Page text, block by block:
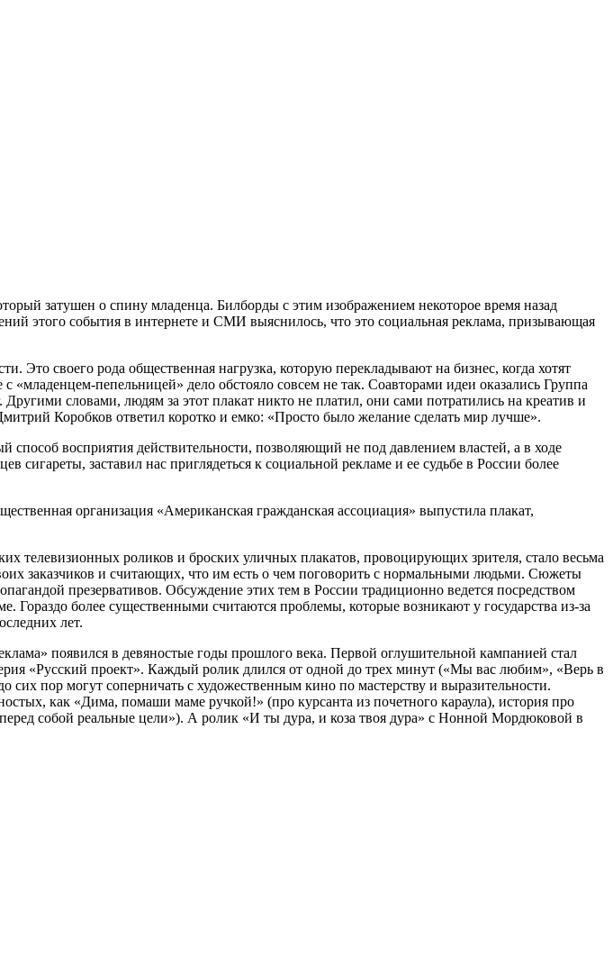
затушен о спину младенца. Билборды с этим изображением некоторое время назад
этого события в интернете и СМИ выяснилось, что это социальная реклама, призывающая
Это своего рода общественная нагрузка, которую перекладывают на бизнес, когда хотят
«младенцем-пепельницей» дело обстояло совсем не так. Соавторами идеи оказались Группа
словами, людям за этот плакат никто не платил, они сами потратились на креатив и
Коробков ответил коротко и емко: «Просто было желание сделать мир лучше».
восприятия действительности, позволяющий не под давлением властей, а в ходе
сигареты, заставил нас приглядеться к социальной рекламе и ее судьбе в России более
организация «Американская гражданская ассоциация» выпустила плакат,
телевизионных роликов и броских уличных плакатов, провоцирующих зрителя, стало весьма
заказчиков и считающих, что им есть о чем поговорить с нормальными людьми. Сюжеты
презервативов. Обсуждение этих тем в России традиционно ведется посредством
более существенными считаются проблемы, которые возникают у государства из-за
лет.
появился в девяностые годы прошлого века. Первой оглушительной кампанией стал
«Русский проект». Каждый ролик длился от одной до трех минут («Мы вас любим», «Верь в
пор могут соперничать с художественным кино по мастерству и выразительности.
как «Дима, помаши маме ручкой!» (про курсанта из почетного караула), история про
собой реальные цели»). А ролик «И ты дура, и коза твоя дура» с Нонной Мордюковой в